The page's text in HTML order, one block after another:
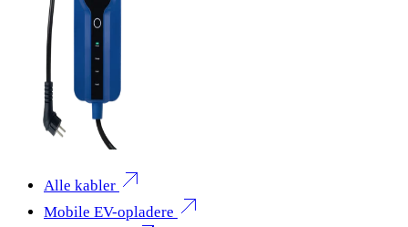
Alle kabler
Mobile EV-opladere